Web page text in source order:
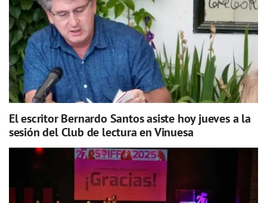
El escritor Bernardo Santos asiste hoy jueves a la
sesión del Club de lectura en Vinuesa